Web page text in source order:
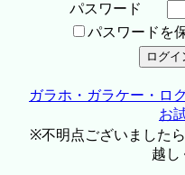
パスワード
パスワードを
ガラホ・ガラケー・ロ
お
※不明点ございました
越し